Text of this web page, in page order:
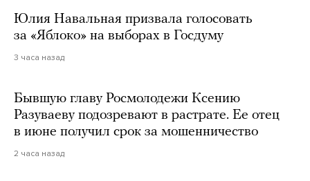
Юлия Навальная призвала голосовать
за «Яблоко» на выборах в Госдуму
3 часа назад
Бывшую главу Росмолодежи Ксению
Разуваеву подозревают в растрате. Ее отец
в июне получил срок за мошенничество
2 часа назад